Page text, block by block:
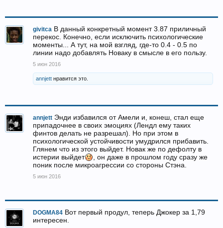
givitca В данный конкретный момент 3.87 приличный
перекос. Конечно, если исключить психологические
моменты... А тут, на мой взгляд, где-то 0.4 - 0.5 по
линии надо добавлять Новаку в смысле в его пользу.
5 июн 2016
annjett нравится это.
annjett Энди избавился от Амели и, конеш, стал еще
припадочнее в своих эмоциях (Лендл ему таких
финтов делать не разрешал). Но при этом в
психологической устойчивости умудрился прибавить.
Глянем что из этого выйдет. Новак же по дефолту в
истерии выйдет
, он даже в прошлом году сразу же
поник после микроагрессии со стороны Стэна.
5 июн 2016
DOGMA84 Вот первый продул, теперь Джокер за 1,79
интересен.